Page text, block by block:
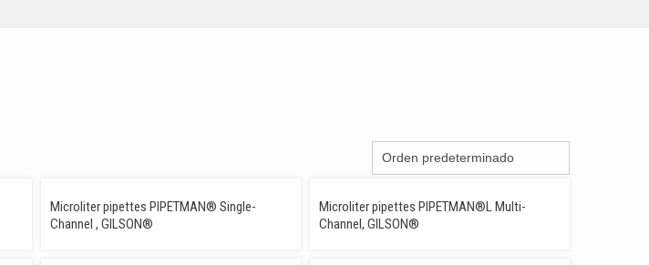
Microliter pipettes PIPETMAN® Single-
Channel , GILSON®
Microliter pipettes PIPETMAN®L Multi-
Channel, GILSON®